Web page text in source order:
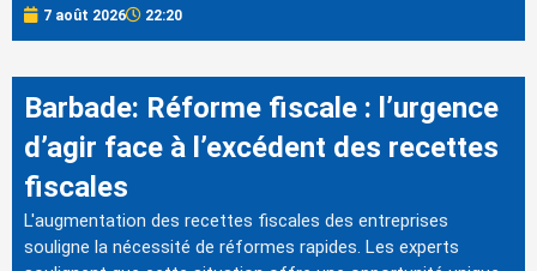
7 août 2026 22:20
Barbade: Réforme fiscale : l’urgence
d’agir face à l’excédent des recettes
fiscales
L'augmentation des recettes fiscales des entreprises
souligne la nécessité de réformes rapides. Les experts